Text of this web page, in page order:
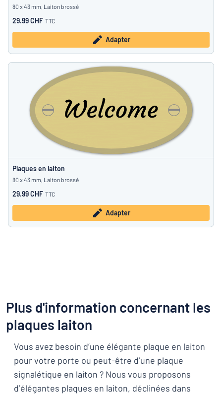
80 x 43 mm, Laiton brossé
29.99 CHF TTC
Adapter
Plaques en laiton
80 x 43 mm, Laiton brossé
29.99 CHF TTC
Adapter
Plus d'information concernant les
plaques laiton
Vous avez besoin d’une élégante plaque en laiton
pour votre porte ou peut-être d’une plaque
signalétique en laiton ? Nous vous proposons
d’élégantes plaques en laiton, déclinées dans